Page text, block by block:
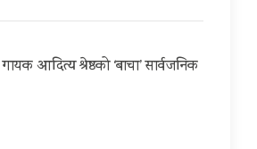
गायक आदित्य श्रेष्ठको ‘बाचा’ सार्वजनिक